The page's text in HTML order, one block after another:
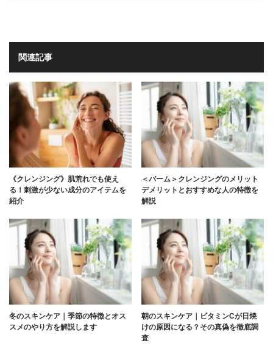
関連記事
《クレンジング》肌荒れでも使え
る！刺激が少ない成分のアイテムを
紹介
＜バーム＞クレンジングのメリット
デメリットとおすすめな人の特徴を
解説
冬のスキンケア｜季節の特徴とオス
スメのやり方を解説します
朝のスキンケア｜ビタミンCが日焼
けの原因になる？その真偽を徹底調
査